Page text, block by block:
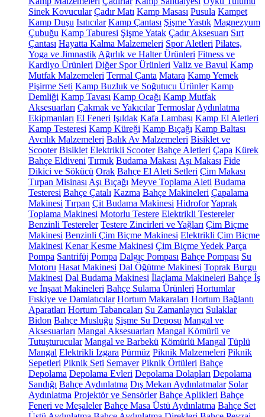
Sinek Kovucular Çadır Matı Kamp Masası Pusula Kampet
Kamp Duşu Isıtıcılar Kamp Çantası Şişme Yastık Magnezyum
Çubuğu Kamp Taburesi Şişme Yatak Çadır Aksesuarı Sırt
Çantası Hayatta Kalma Malzemeleri Spor Aletleri Pilates,
Yoga ve Jimnastik Ağırlık ve Halter Ürünleri Fitness ve
Kardiyo Ürünleri Diğer Spor Ürünleri Valiz ve Bavul Kamp
Mutfak Malzemeleri Termal Çanta Matara Kamp Yemek
Pişirme Seti Kamp Buzluk ve Soğutucu Ürünler Kamp
Demliği Kamp Tavası Kamp Ocağı Kamp Mutfak
Aksesuarları Çakmak ve Yakıcılar Termoslar Aydınlatma
Ekipmanları El Feneri Işıldak Kafa Lambası Kamp El Aletleri
Kamp Testeresi Kamp Küreği Kamp Bıçağı Kamp Baltası
Avcılık Malzemeleri Balık Av Malzemeleri Bisiklet ve
Scooter Bisiklet Elektrikli Scooter Bahçe Aletleri Çapa Kürek
Bahçe Eldiveni Tırmık Budama Makası Aşı Makası Fide
Dikici ve Sökücü Orak Bahçe El Aleti Setleri Çim Makası
Tırpan Misinası Aşı Bıçağı Meyve Toplama Aleti Budama
Testeresi Bahçe Çatalı Kazma Bahçe Makineleri Çapalama
Makinesi Tırpan Çit Budama Makinesi HidroforYaprak
Toplama Makinesi Motorlu Testere Elektrikli Testereler
Benzinli Testereler Testere Zincirleri ve Yağları Çim Biçme
Makinesi Benzinli Çim Biçme Makinesi Elektrikli Çim Biçme
Makinesi Kenar Kesme Makinesi Çim Biçme Yedek Parça
Pompa Santrifüj Pompa Dalgıç Pompası Bahçe Pompası Su
Motoru Hasat Makinesi Dal Öğütme Makinesi Toprak Burgu
Makinesi Dal Budama Makinesi İlaçlama Makineleri Bahçe İş
ve İnşaat Makineleri Bahçe Sulama Ürünleri Hortumlar
Fıskiye ve Damlatıcılar Hortum Makaraları Hortum Bağlantı
Aparatları Hortum Tabancaları Su Zamanlayıcı Sulaklar
Bidon Bahçe Musluğu Şişme Su Deposu Mangal ve
Aksesuarları Mangal Aksesuarları Mangal Kömürü ve
Tutuşturucular Mangal ve Barbekü Kömürlü Mangal Tüplü
Mangal Elektrikli Izgara Pürmüz Piknik Malzemeleri Piknik
Sepetleri Piknik Seti Semaver Piknik Örtüleri Bahçe
Depolama Depolama Evleri Depolama Dolapları Depolama
Sandığı Bahçe Aydınlatma Dış Mekan Aydınlatmalar Solar
Aydınlatma Projektör ve Sensörler Bahçe Aplikleri Bahçe
Feneri ve Meşaleler Bahçe Masa Üstü Aydınlatma Bahçe Set